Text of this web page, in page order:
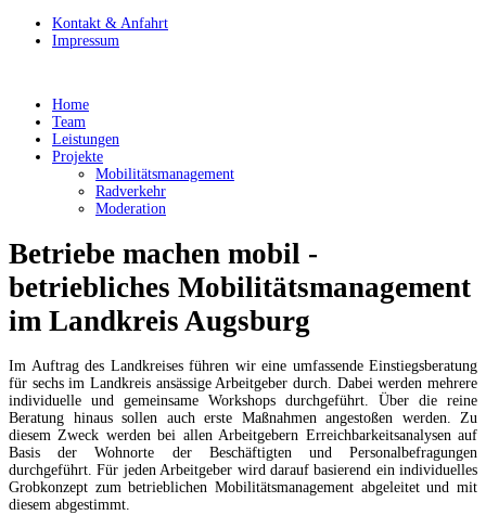
Kontakt & Anfahrt
Impressum
Home
Team
Leistungen
Projekte
Mobilitätsmanagement
Radverkehr
Moderation
Betriebe machen mobil -
betriebliches Mobilitätsmanagement
im Landkreis Augsburg
Im Auftrag des Landkreises führen wir eine umfassende Einstiegsberatung
für sechs im Landkreis ansässige Arbeitgeber durch. Dabei werden mehrere
individuelle und gemeinsame Workshops durchgeführt. Über die reine
Beratung hinaus sollen auch erste Maßnahmen angestoßen werden. Zu
diesem Zweck werden bei allen Arbeitgebern Erreichbarkeitsanalysen auf
Basis der Wohnorte der Beschäftigten und Personalbefragungen
durchgeführt. Für jeden Arbeitgeber wird darauf basierend ein individuelles
Grobkonzept zum betrieblichen Mobilitätsmanagement abgeleitet und mit
diesem abgestimmt.